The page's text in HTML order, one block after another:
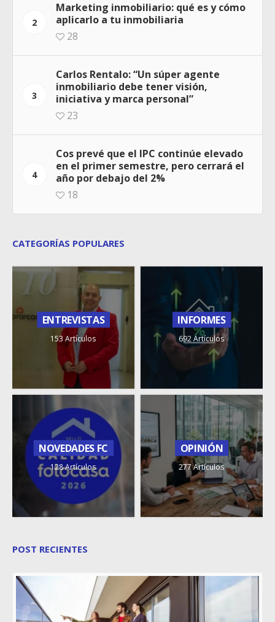
2
Marketing inmobiliario: qué es y cómo
aplicarlo a tu inmobiliaria
28
3
Carlos Rentalo: “Un súper agente
inmobiliario debe tener visión,
iniciativa y marca personal”
23
4
Cos prevé que el IPC continúe elevado
en el primer semestre, pero cerrará el
año por debajo del 2%
18
CATEGORÍAS POPULARES
ENTREVISTAS
153 Artículos
INFORMES
692 Artículos
NOVEDADES FC
128 Artículos
OPINIÓN
277 Artículos
POST RECIENTES